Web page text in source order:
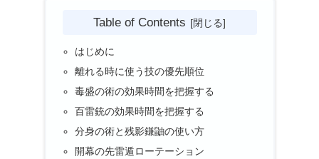
Table of Contents
はじめに
離れる時に使う技の優先順位
毒盛の術の効果時間を把握する
百雷銃の効果時間を把握する
分身の術と残影鎌鼬の使い方
開幕の先雷遁ローテーション